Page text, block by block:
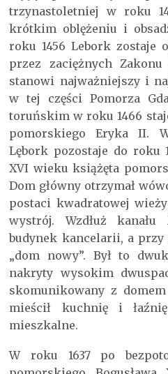
trzynastoletniej w roku
krótkim oblężeniu i
roku 1456 Lebork zostaje
przez zaciężnych
stanowi najważniejszy i
w tej części Pomorza
toruńskim w roku 1466
pomorskiego Eryka II.
Lębork pozostaje do roku
XVI wieku książęta
Dom główny otrzymał
postaci kwadratowej
wystrój. Wzdłuż kanału
budynek kancelarii, a
„dom nowy”. Był to
nakryty wysokim
skomunikowany z
mieścił kuchnię i
mieszkalne.
W roku 1637 po